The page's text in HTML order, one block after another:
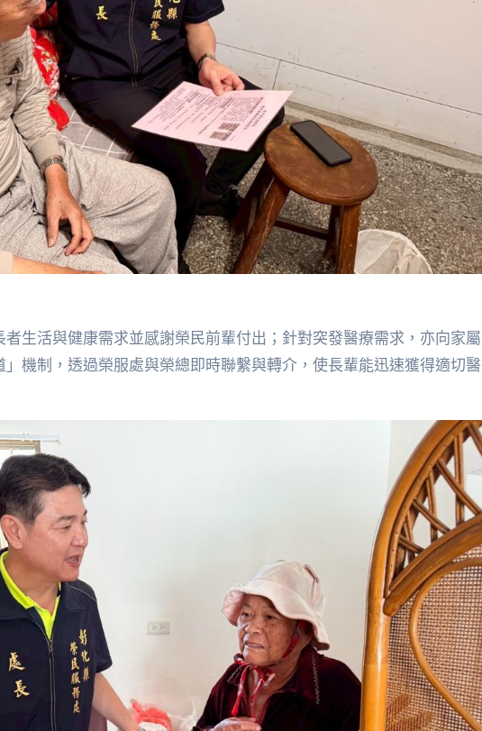
生活與健康需求並感謝榮民前輩付出；針對突發醫療需求，亦向家屬
機制，透過榮服處與榮總即時聯繫與轉介，使長輩能迅速獲得適切醫